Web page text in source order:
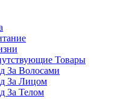
Товары
За Волосами
За Лицом
За Телом